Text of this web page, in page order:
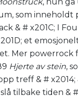
, hun ga
som inneholdt
& # x201C; I
et
Mer powerrock
Hjerte av stein,
treff & # x2014;
tilbake tiden &